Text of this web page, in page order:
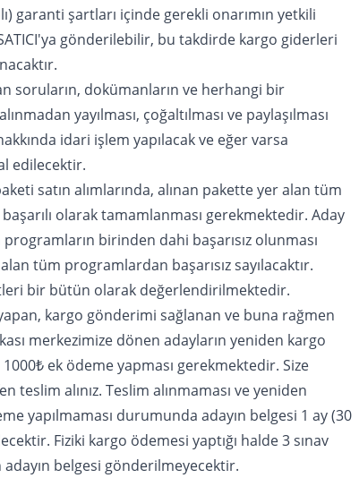
garanti şartları içinde gerekli onarımın yetkili
gönderilebilir, bu takdirde kargo giderleri
soruların, dokümanların ve herhangi bir
yayılması, çoğaltılması ve paylaşılması
idari işlem yapılacak ve eğer varsa
edilecektir.
satın alımlarında, alınan pakette yer alan tüm
olarak tamamlanması gerekmektedir. Aday
birinden dahi başarısız olunması
tüm programlardan başarısız sayılacaktır.
bir bütün olarak değerlendirilmektedir.
kargo gönderimi sağlanan ve buna rağmen
merkezimize dönen adayların yeniden kargo
ek ödeme yapması gerekmektedir. Size
teslim alınız. Teslim alınmaması ve yeniden
yapılmaması durumunda adayın belgesi 1 ay (30
Fiziki kargo ödemesi yaptığı halde 3 sınav
adayın belgesi gönderilmeyecektir.